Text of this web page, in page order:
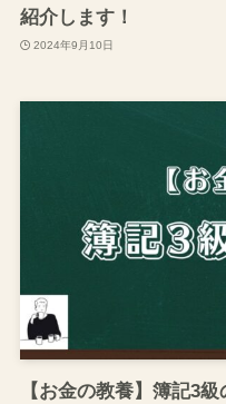
紹介します！
2024年9月10日
【お金の教養】簿記3